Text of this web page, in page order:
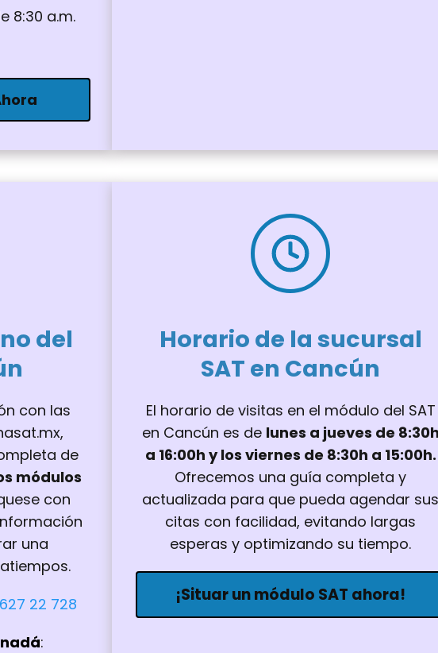
8:30 a.m.
del
con las
de
módulos
con
una
22 728
:
Horario de la sucursal
SAT en Cancún
El horario de visitas en el módulo del SAT
en Cancún es de lunes a jueves de 8:30h
a 16:00h y los viernes de 8:30h a 15:00h.
Ofrecemos una guía completa y
actualizada para que pueda agendar sus
citas con facilidad, evitando largas
esperas y optimizando su tiempo.
¡Situar un módulo SAT ahora!